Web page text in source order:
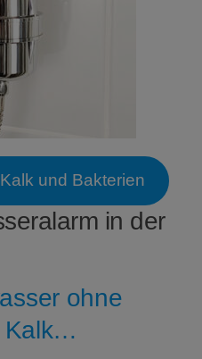
und Bakterien
in der
ohne
Kalk…